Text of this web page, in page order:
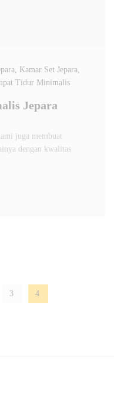
, Kamar Set Jepara,
Tidur Minimalis
Jepara
juga membuat
dengan kwalitas
3 4